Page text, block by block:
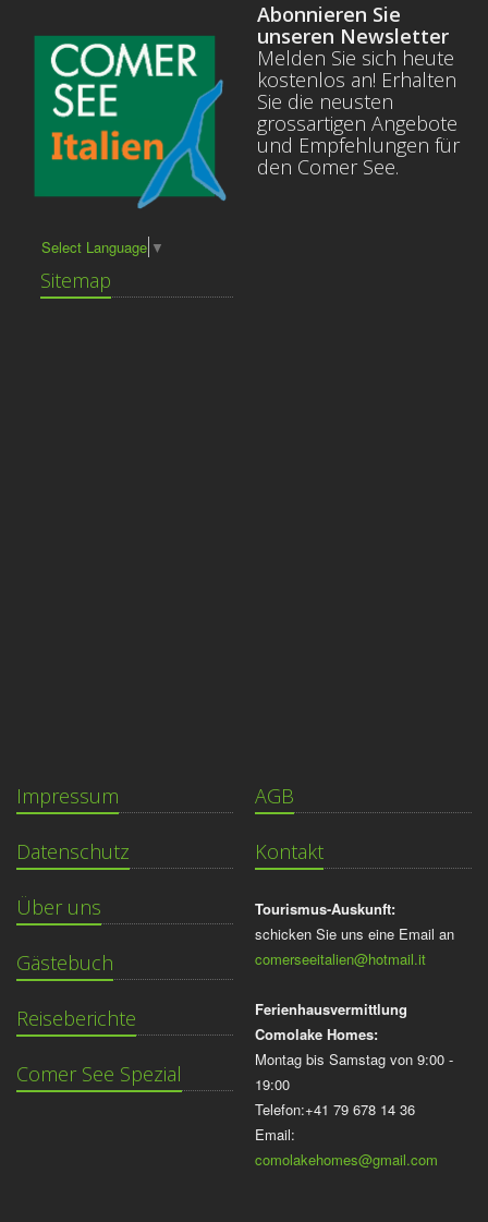
Select Language ▼
Sitemap
Abonnieren Sie
unseren Newsletter
Melden Sie sich heute
kostenlos an! Erhalten
Sie die neusten
grossartigen Angebote
und Empfehlungen für
den Comer See.
Impressum
Datenschutz
Über uns
Gästebuch
Reiseberichte
Comer See Spezial
AGB
Kontakt
Tourismus-Auskunft:
schicken Sie uns eine Email an
comerseeitalien@hotmail.it
Ferienhausvermittlung
Comolake Homes:
Montag bis Samstag von 9:00 -
19:00
Telefon:+41 79 678 14 36
Email:
comolakehomes@gmail.com